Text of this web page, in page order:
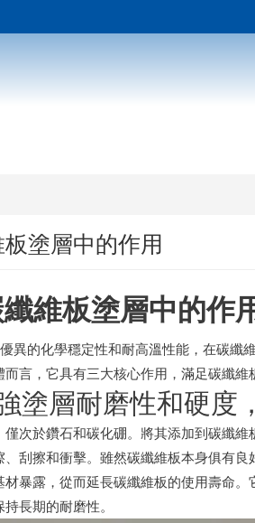
塗層中的作用
維板塗層中的作
異的化學穩定性和耐高溫性能，在碳纖
言，它具有三大核心作用，滿足碳纖維
塗層耐磨性和硬度
次於鑽石和碳化硼。將其添加到碳纖
刮擦和衝擊。雖然碳纖維板本身俱有
暴露，從而延長碳纖維板的使用壽命
長期的耐磨性。